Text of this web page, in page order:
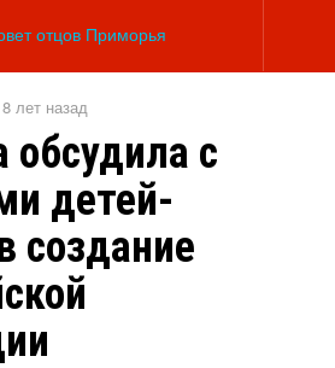
8 лет назад
обсудила с
детей-
создание